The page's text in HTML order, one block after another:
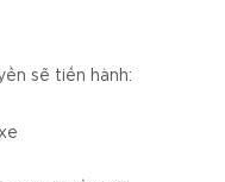
sẽ tiến hành: